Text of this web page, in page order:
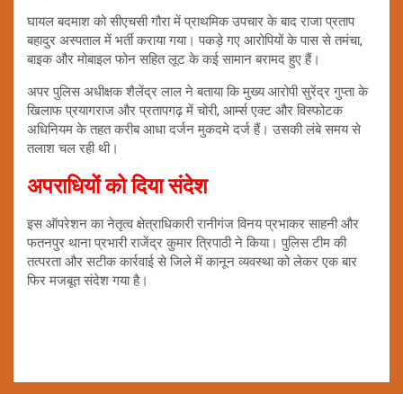
घायल बदमाश को सीएचसी गौरा में प्राथमिक उपचार के बाद राजा प्रताप
बहादुर अस्पताल में भर्ती कराया गया। पकड़े गए आरोपियों के पास से तमंचा,
बाइक और मोबाइल फोन सहित लूट के कई सामान बरामद हुए हैं।
अपर पुलिस अधीक्षक शैलेंद्र लाल ने बताया कि मुख्य आरोपी सुरेंद्र गुप्ता के
खिलाफ प्रयागराज और प्रतापगढ़ में चोरी, आर्म्स एक्ट और विस्फोटक
अधिनियम के तहत करीब आधा दर्जन मुकदमे दर्ज हैं। उसकी लंबे समय से
तलाश चल रही थी।
अपराधियों को दिया संदेश
इस ऑपरेशन का नेतृत्व क्षेत्राधिकारी रानीगंज विनय प्रभाकर साहनी और
फतनपुर थाना प्रभारी राजेंद्र कुमार त्रिपाठी ने किया। पुलिस टीम की
तत्परता और सटीक कार्रवाई से जिले में कानून व्यवस्था को लेकर एक बार
फिर मजबूत संदेश गया है।